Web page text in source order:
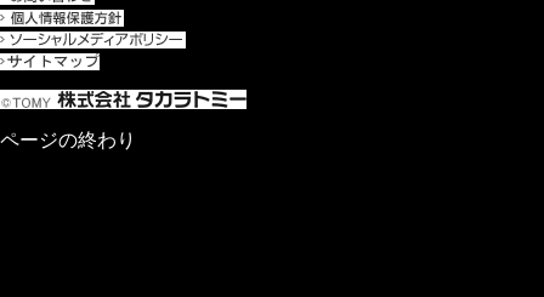
ページの終わり